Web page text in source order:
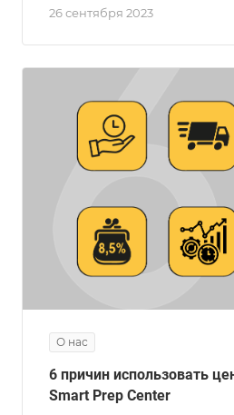
26 сентября 2023
О нас
6 причин использовать
Smart Prep Center